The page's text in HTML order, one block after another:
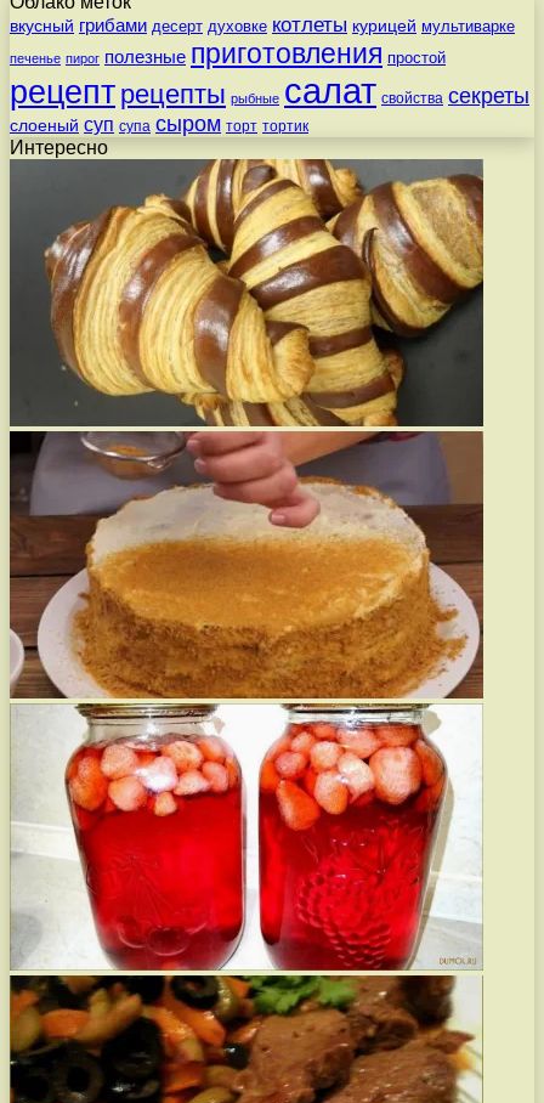
вкусный грибами десерт духовке котлеты курицей мультиварке
печенье пирог полезные приготовления простой
рецепт рецепты рыбные салат свойства секреты
слоеный суп супа сыром торт тортик
Интересно